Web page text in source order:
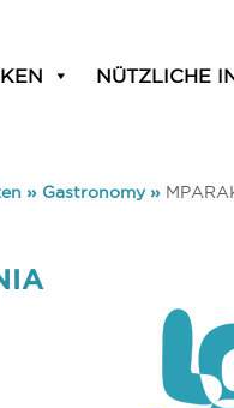
NÜTZLICHE
» Gastronomy»